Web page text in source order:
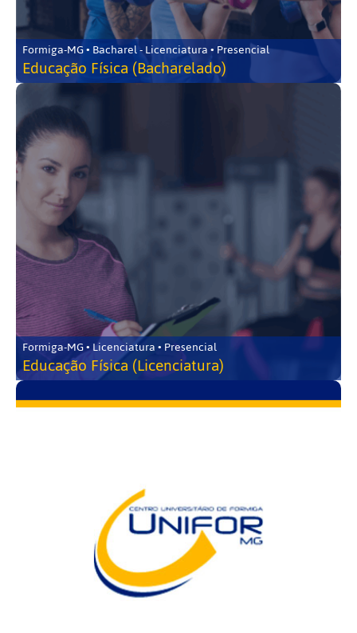
Formiga-MG • Bacharel - Licenciatura • Presencial
Educação Física (Bacharelado)
Formiga-MG • Licenciatura • Presencial
Educação Física (Licenciatura)